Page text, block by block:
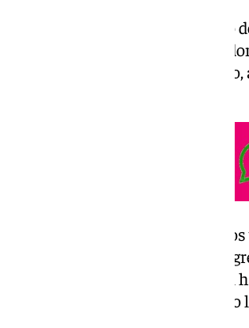
Además, el punto fijo del
abierto todos los días (excepto
9.00 a 14.00) de martes a
El Centro de Transfusión,
Asociación de Donantes de
de Navidad’ con el lema ‘Sigue
donaciones de sangre